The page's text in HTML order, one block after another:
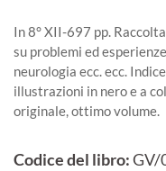
In 8° XII-697 pp.
su problemi ed
neurologia ecc. ecc.
illustrazioni in nero e a
originale, ottimo volume.
Codice del libro:GV/